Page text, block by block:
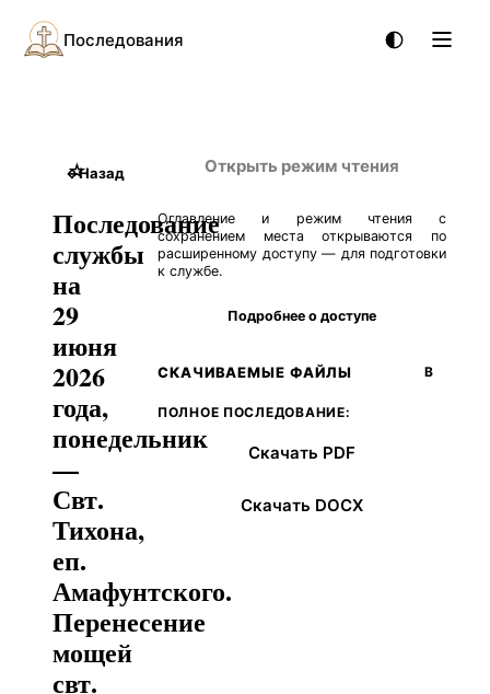
Последования
←Назад
☆
Последование
службы
на
29
июня
2026
года,
понедельник
—
Свт.
Тихона,
еп.
Амафунтского.
Перенесение
мощей
свт.
Открыть режим чтения
Оглавление и режим чтения с
сохранением места открываются по
расширенному доступу — для подготовки
к службе.
Подробнее о доступе
СКАЧИВАЕМЫЕ ФАЙЛЫ В
ПОЛНОЕ ПОСЛЕДОВАНИЕ:
Скачать PDF
Скачать DOCX